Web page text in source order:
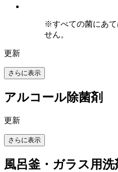
※すべての菌にあて
せん。
更新
さらに表示
アルコール除菌剤
更新
さらに表示
風呂釜・ガラス用洗